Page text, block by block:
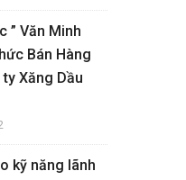
” Văn Minh
Bán Hàng
Xăng Dầu
kỹ năng lãnh